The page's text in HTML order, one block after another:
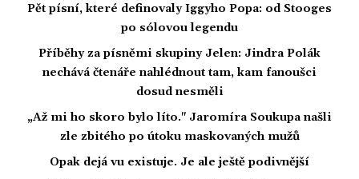
Pět písní, které definovaly Iggyho Popa: od Stooges
po sólovou legendu
Příběhy za písněmi skupiny Jelen: Jindra Polák
nechává čtenáře nahlédnout tam, kam fanoušci
dosud nesměli
„Až mi ho skoro bylo líto." Jaromíra Soukupa našli
zle zbitého po útoku maskovaných mužů
Opak dejá vu existuje. Je ale ještě podivnější